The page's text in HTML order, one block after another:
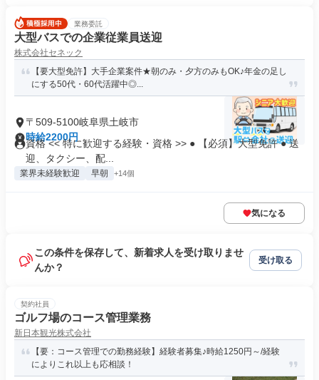
業務委託
大型バスでの企業従業員送迎
株式会社セネック
【要大型免許】大手企業案件★朝のみ・夕方のみもOK♪年金の足し
にする50代・60代活躍中◎...
〒509-5100岐阜県土岐市
時給2200円
資格 << 特に歓迎する経験・資格 >> ● 【必須】大型免許 ● 送
迎、タクシー、配...
業界未経験歓迎 早朝 +14個
気になる
この条件を保存して、新着求人を受け取りませ
んか？
受け取る
契約社員
ゴルフ場のコース管理業務
新日本観光株式会社
【要：コース管理での勤務経験】経験者募集♪時給1250円～/経験
によりこれ以上も応相談！